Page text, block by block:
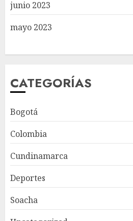
junio 2023
mayo 2023
CATEGORÍAS
Bogotá
Colombia
Cundinamarca
Deportes
Soacha